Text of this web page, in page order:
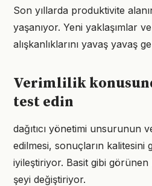
Son yıllarda produktivite
yaşanıyor. Yeni yaklaşımlar
alışkanlıklarını yavaş yavaş
Verimlilik
test edin
dağıtıcı yönetimi unsurunun
edilmesi, sonuçların kalitesini
iyileştiriyor. Basit gibi görünen
şeyi değiştiriyor.